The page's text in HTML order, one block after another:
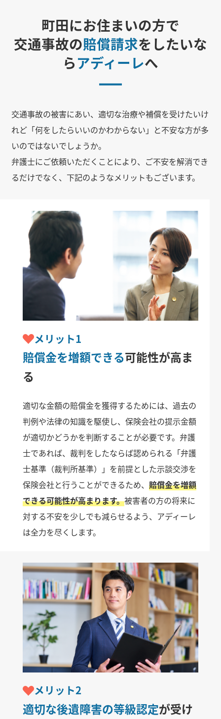
町田にお住まいの方で
交通事故の賠償請求をしたいな
らアディーレへ
交通事故の被害にあい、適切な治療や補償を受けたいけ
れど「何をしたらいいのかわからない」と不安な方が多
いのではないでしょうか。
弁護士にご依頼いただくことにより、ご不安を解消でき
るだけでなく、下記のようなメリットもございます。
メリット1
賠償金を増額できる可能性が高ま
る
適切な金額の賠償金を獲得するためには、過去の
判例や法律の知識を駆使し、保険会社の提示金額
が適切かどうかを判断することが必要です。弁護
士であれば、裁判をしたならば認められる「弁護
士基準（裁判所基準）」を前提とした示談交渉を
保険会社と行うことができるため、 賠償金を増額
できる可能性が高まります。被害者の方の将来に
対する不安を少しでも減らせるよう、アディーレ
は全力を尽くします。
メリット2
適切な後遺障害の等級認定が受け